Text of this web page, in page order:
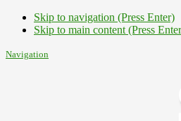
Skip to navigation (Press Enter)
Skip to main content (Press
Navigation